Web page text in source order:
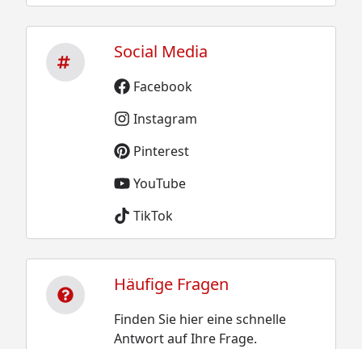
Social Media
Facebook
Instagram
Pinterest
YouTube
TikTok
Häufige Fragen
Finden Sie hier eine schnelle
Antwort auf Ihre Frage.